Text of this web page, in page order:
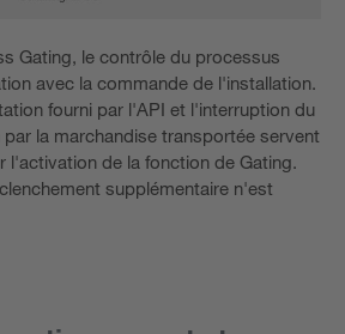
Gating, le contrôle du processus
avec la commande de l'installation.
fourni par l'API et l'interruption du
la marchandise transportée servent
l'activation de la fonction de Gating.
supplémentaire n'est